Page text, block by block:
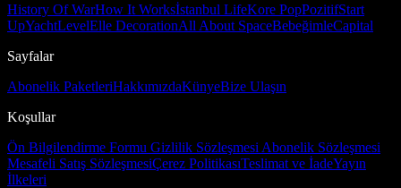
History Of WarHow It Worksİstanbul LifeKore PopPozitifStart
UpYachtLevelElle DecorationAll About SpaceBebeğimleCapital
Sayfalar
Abonelik PaketleriHakkımızdaKünyeBize Ulaşın
Koşullar
Ön Bilgilendirme Formu Gizlilik Sözleşmesi Abonelik Sözleşmesi
Mesafeli Satış SözleşmesiÇerez PolitikasıTeslimat ve İadeYayın
İlkeleri